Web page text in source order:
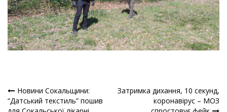
Навігація
Новини Сокальщини:
“Датський текстиль” пошив
Затримка дихання, 10 секунд,
коронавірус – МОЗ